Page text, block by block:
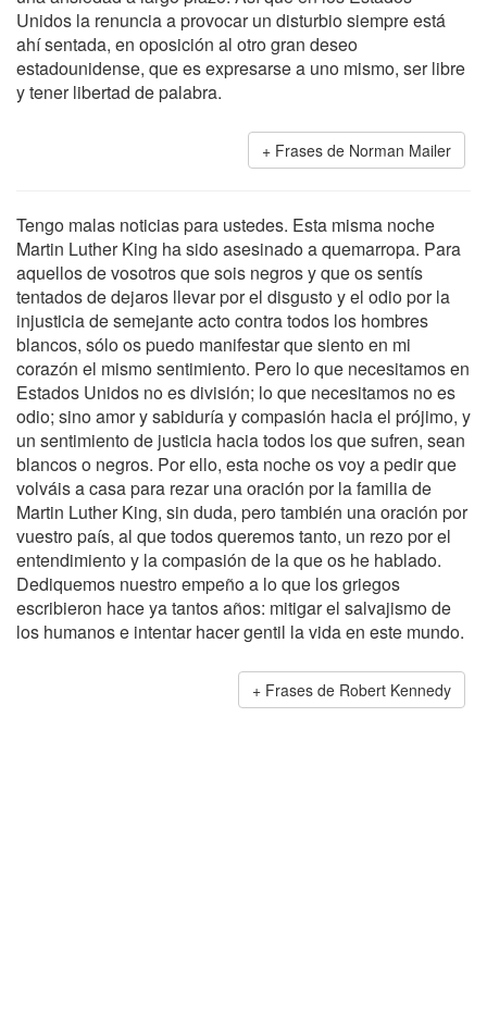
Unidos la renuncia a provocar un disturbio siempre está
ahí sentada, en oposición al otro gran deseo
estadounidense, que es expresarse a uno mismo, ser libre
y tener libertad de palabra.
Frases de Norman Mailer
Tengo malas noticias para ustedes. Esta misma noche
Martin Luther King ha sido asesinado a quemarropa. Para
aquellos de vosotros que sois negros y que os sentís
tentados de dejaros llevar por el disgusto y el odio por la
injusticia de semejante acto contra todos los hombres
blancos, sólo os puedo manifestar que siento en mi
corazón el mismo sentimiento. Pero lo que necesitamos en
Estados Unidos no es división; lo que necesitamos no es
odio; sino amor y sabiduría y compasión hacia el prójimo, y
un sentimiento de justicia hacia todos los que sufren, sean
blancos o negros. Por ello, esta noche os voy a pedir que
volváis a casa para rezar una oración por la familia de
Martin Luther King, sin duda, pero también una oración por
vuestro país, al que todos queremos tanto, un rezo por el
entendimiento y la compasión de la que os he hablado.
Dediquemos nuestro empeño a lo que los griegos
escribieron hace ya tantos años: mitigar el salvajismo de
los humanos e intentar hacer gentil la vida en este mundo.
Frases de Robert Kennedy